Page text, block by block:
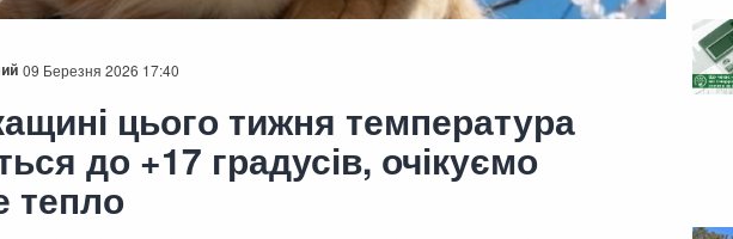
09 Березня 2026 17:40
цього тижня температура
до +17 градусів, очікуємо
тепло